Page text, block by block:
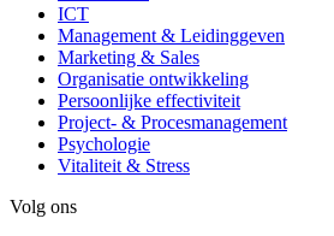
ICT
Management & Leidinggeven
Marketing & Sales
Organisatie ontwikkeling
Persoonlijke effectiviteit
Project- & Procesmanagement
Psychologie
Vitaliteit & Stress
Volg ons